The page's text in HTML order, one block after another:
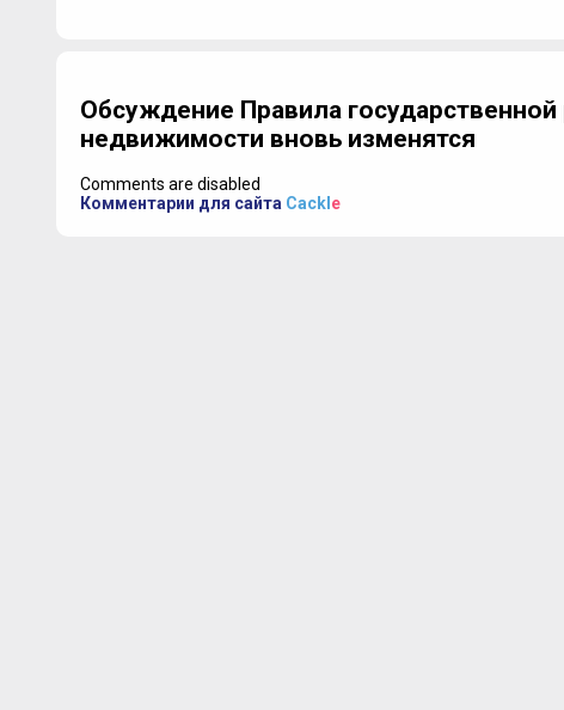
Обсуждение Правила государственной
недвижимости вновь изменятся
Comments are disabled
Комментарии для сайта Cackl e